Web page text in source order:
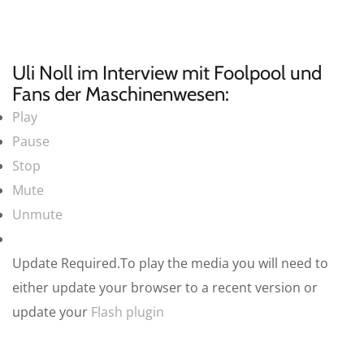
Uli Noll im Interview mit Foolpool und
Fans der Maschinenwesen:
Play
Pause
Stop
Mute
Unmute
Update Required.To play the media you will need to
either update your browser to a recent version or
update your Flash plugin